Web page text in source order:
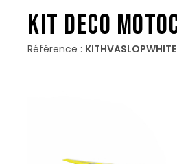
KIT DECO
Référence : KITHVASLOPWHITE